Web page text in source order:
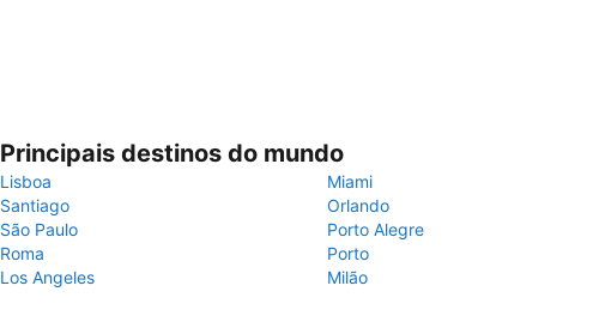
Principais destinos do mundo
Lisboa
Miami
Santiago
Orlando
São Paulo
Porto Alegre
Roma
Porto
Los Angeles
Milão